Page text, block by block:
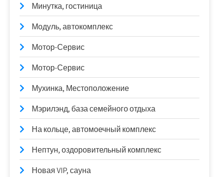
Минутка, гостиница
Модуль, автокомплекс
Мотор-Сервис
Мотор-Сервис
Мухинка, Местоположение
Мэрилэнд, база семейного отдыха
На кольце, автомоечный комплекс
Нептун, оздоровительный комплекс
Новая VIP, сауна